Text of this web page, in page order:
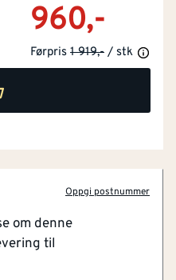
960,-
Førpris 1 919,- / stk
Oppgi postnummer
om denne
til